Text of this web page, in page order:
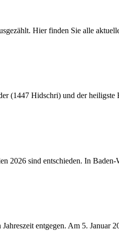
Hier finden Sie alle
(1447 Hidschri) und der
2026 sind entschieden. In
entgegen. Am 5. Januar